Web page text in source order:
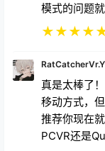
模式的问题就
★★★★
真是太棒了
移动方式，
推荐你现在
PCVR还是